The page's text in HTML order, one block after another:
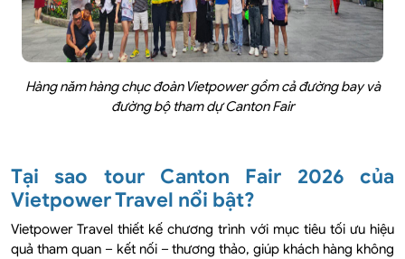
Hàng năm hàng chục đoàn Vietpower gồm cả đường bay và
đường bộ tham dự Canton Fair
Tại sao tour Canton Fair 2026 của
Vietpower Travel nổi bật?
Vietpower Travel thiết kế chương trình với mục tiêu tối ưu hiệu
quả tham quan – kết nối – thương thảo, giúp khách hàng không